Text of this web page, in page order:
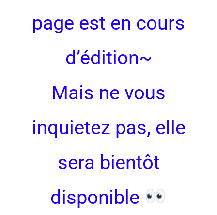
page est en cours
d’édition~
Mais ne vous
inquietez pas, elle
sera bientôt
disponible